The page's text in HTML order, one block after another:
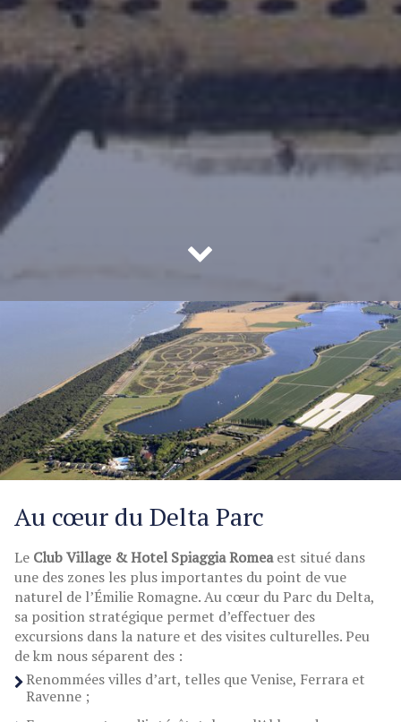
Au cœur du Delta Parc
Le Club Village & Hotel Spiaggia Romeaest situé dans
une des zones les plus importantes du point de vue
naturel de l’Émilie Romagne. Au cœur du Parc du Delta,
sa position stratégique permet d’effectuer des
excursions dans la nature et des visites culturelles. Peu
de km nous séparent des :
Renommées villes d’art, telles que Venise, Ferrara et
Ravenne ;